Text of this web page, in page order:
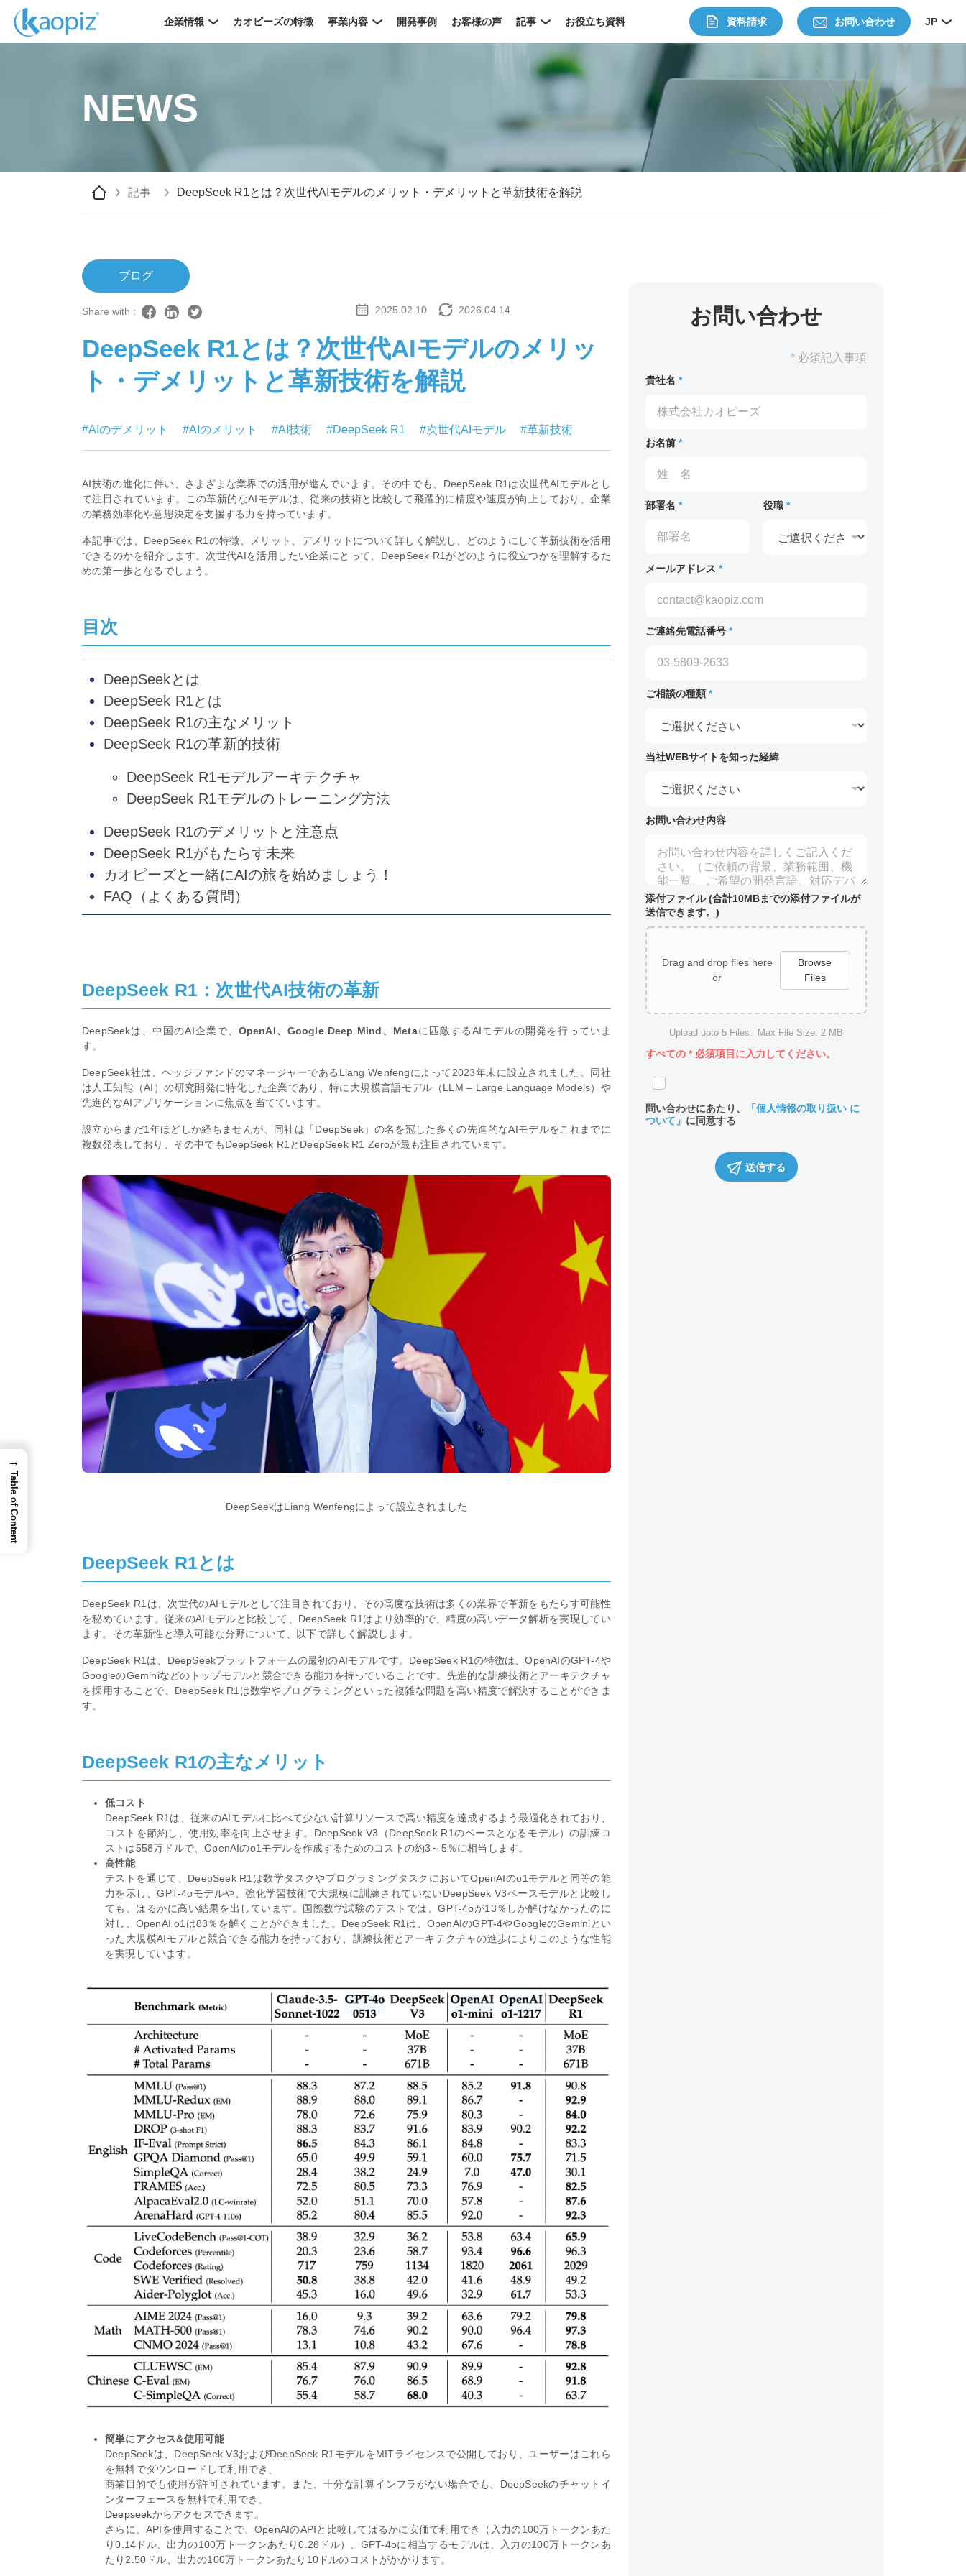
企業情報 カオピーズの特徴 事業内容 開発事例 お客様の声 記事 お役立ち資料 JP
資料請求 お問い合わせ
NEWS
記事 DeepSeek R1とは？次世代AIモデルのメリット・デメリットと革新技術を解説
ブログ
Share with : 2025.02.10 2026.04.14
DeepSeek R1とは？次世代AIモデルのメリッ
ト・デメリットと革新技術を解説
#AIのデメリット #AIのメリット #AI技術 #DeepSeek R1 #次世代AIモデル #革新技術
AI技術の進化に伴い、さまざまな業界での活用が進んでいます。その中でも、DeepSeek R1は次世代AIモデルとし
て注目されています。この革新的なAIモデルは、従来の技術と比較して飛躍的に精度や速度が向上しており、企業
の業務効率化や意思決定を支援する力を持っています。
本記事では、DeepSeek R1の特徴、メリット、デメリットについて詳しく解説し、どのようにして革新技術を活用
できるのかを紹介します。次世代AIを活用したい企業にとって、DeepSeek R1がどのように役立つかを理解するた
めの第一歩となるでしょう。
目次
DeepSeekとは
DeepSeek R1とは
DeepSeek R1の主なメリット
DeepSeek R1の革新的技術
DeepSeek R1モデルアーキテクチャ
DeepSeek R1モデルのトレーニング方法
DeepSeek R1のデメリットと注意点
DeepSeek R1がもたらす未来
カオピーズと一緒にAIの旅を始めましょう！
FAQ（よくある質問）
DeepSeek R1：次世代AI技術の革新
DeepSeekは、中国のAI企業で、 OpenAI、Google Deep Mind、Metaに匹敵するAIモデルの開発を行っていま
す。
DeepSeek社は、ヘッジファンドのマネージャーであるLiang Wenfengによって2023年末に設立されました。同社
は人工知能（AI）の研究開発に特化した企業であり、特に大規模言語モデル（LLM – Large Language Models）や
先進的なAIアプリケーションに焦点を当てています。
設立からまだ1年ほどしか経ちませんが、同社は「DeepSeek」の名を冠した多くの先進的なAIモデルをこれまでに
複数発表しており、その中でもDeepSeek R1とDeepSeek R1 Zeroが最も注目されています。
DeepSeekはLiang Wenfengによって設立されました
DeepSeek R1とは
DeepSeek R1は、次世代のAIモデルとして注目されており、その高度な技術は多くの業界で革新をもたらす可能性
を秘めています。従来のAIモデルと比較して、DeepSeek R1はより効率的で、精度の高いデータ解析を実現してい
ます。その革新性と導入可能な分野について、以下で詳しく解説します。
DeepSeek R1は、DeepSeekプラットフォームの最初のAIモデルです。DeepSeek R1の特徴は、OpenAIのGPT-4や
GoogleのGeminiなどのトップモデルと競合できる能力を持っていることです。先進的な訓練技術とアーキテクチャ
を採用することで、DeepSeek R1は数学やプログラミングといった複雑な問題を高い精度で解決することができま
す。
DeepSeek R1の主なメリット
低コスト
DeepSeek R1は、従来のAIモデルに比べて少ない計算リソースで高い精度を達成するよう最適化されており、
コストを節約し、使用効率を向上させます。DeepSeek V3（DeepSeek R1のベースとなるモデル）の訓練コ
ストは558万ドルで、OpenAIのo1モデルを作成するためのコストの約3～5％に相当します。
高性能
テストを通じて、DeepSeek R1は数学タスクやプログラミングタスクにおいてOpenAIのo1モデルと同等の能
力を示し、GPT-4oモデルや、強化学習技術で大規模に訓練されていないDeepSeek V3ベースモデルと比較し
ても、はるかに高い結果を出しています。国際数学試験のテストでは、GPT-4oが13％しか解けなかったのに
対し、OpenAI o1は83％を解くことができました。DeepSeek R1は、OpenAIのGPT-4やGoogleのGeminiとい
った大規模AIモデルと競合できる能力を持っており、訓練技術とアーキテクチャの進歩によりこのような性能
を実現しています。
簡単にアクセス&使用可能
DeepSeekは、DeepSeek V3およびDeepSeek R1モデルをMITライセンスで公開しており、ユーザーはこれら
を無料でダウンロードして利用でき、
商業目的でも使用が許可されています。また、十分な計算インフラがない場合でも、DeepSeekのチャットイ
ンターフェースを無料で利用でき、
Deepseekからアクセスできます。
さらに、APIを使用することで、OpenAIのAPIと比較してはるかに安価で利用でき（入力の100万トークンあた
り0.14ドル、出力の100万トークンあたり0.28ドル）、GPT-4oに相当するモデルは、入力の100万トークンあ
たり2.50ドル、出力の100万トークンあたり10ドルのコストがかかります。
お問い合わせ
* 必須記入事項
貴社名 *
お名前 *
部署名 * 役職 *
メールアドレス *
ご連絡先電話番号 *
ご相談の種類 *
当社WEBサイトを知った経緯
お問い合わせ内容
添付ファイル (合計10MBまでの添付ファイルが
送信できます。)
Drag and drop files here
or
Browse
Files
Upload upto 5 Files. Max File Size: 2 MB
すべての *必須項目に入力してください。
問い合わせにあたり、
「個人情報の取り扱い に
ついて」 に同意する
送信する
→
Table of Content